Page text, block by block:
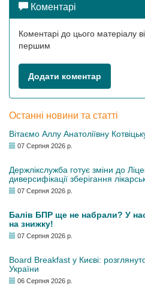
Коментарі
Коментарі до цього матеріалу
першим
Додати коментар
Останні новини та статті
Вітаємо Аллу Анатоліївну
07 Серпня 2026 р.
Держлікслужба готує зміни до
диверсифікації зберігання
07 Серпня 2026 р.
Балів БПР ще не набрали? У
на знижку!
07 Серпня 2026 р.
Board Breakfast у Києві:
України
06 Серпня 2026 р.